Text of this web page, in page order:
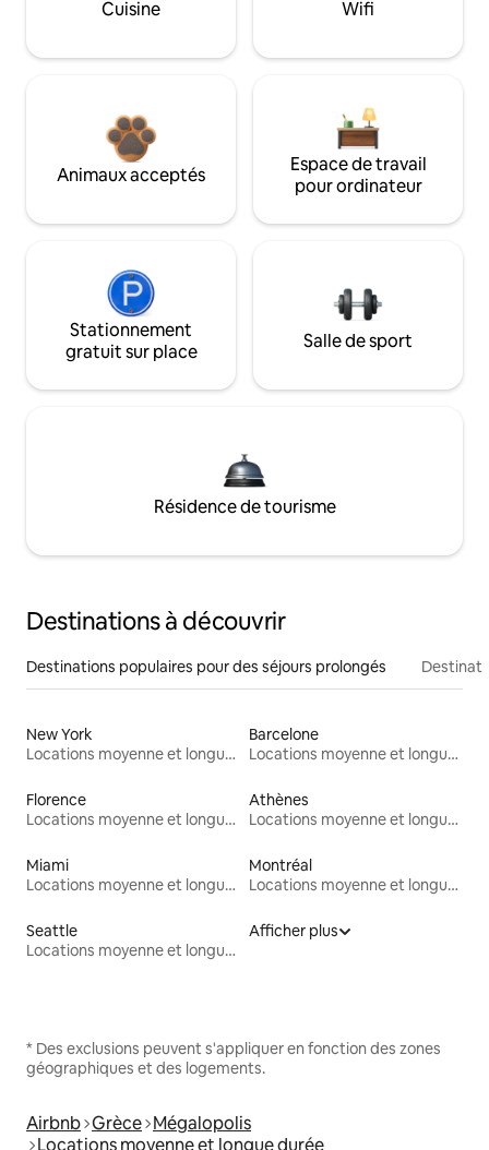
Cuisine Wifi
Animaux acceptés
Espace de travail
pour ordinateur
Stationnement
gratuit sur place
Salle de sport
Résidence de tourisme
Destinations à découvrir
Destinations populaires pour des séjours prolongés
New York
Locations moyenne et longue durée
Barcelone
Locations moyenne et longue durée
Florence
Locations moyenne et longue durée
Athènes
Locations moyenne et longue durée
Miami
Locations moyenne et longue durée
Montréal
Locations moyenne et longue durée
Seattle
Locations moyenne et longue durée
Afficher plus
* Des exclusions peuvent s'appliquer en fonction des zones
géographiques et des logements.
Airbnb Grèce Mégalopolis
Locations moyenne et longue durée